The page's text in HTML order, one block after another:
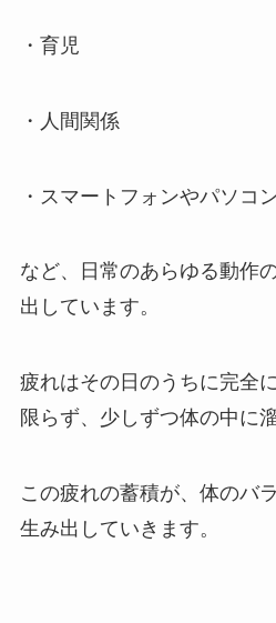
・育児
・人間関係
・スマートフォンやパソコ
など、日常のあらゆる動作
出しています。
疲れはその日のうちに完全
限らず、少しずつ体の中に
この疲れの蓄積が、体のバ
生み出していきます。